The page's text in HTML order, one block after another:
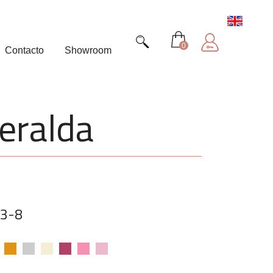
Contacto Showroom 0
8